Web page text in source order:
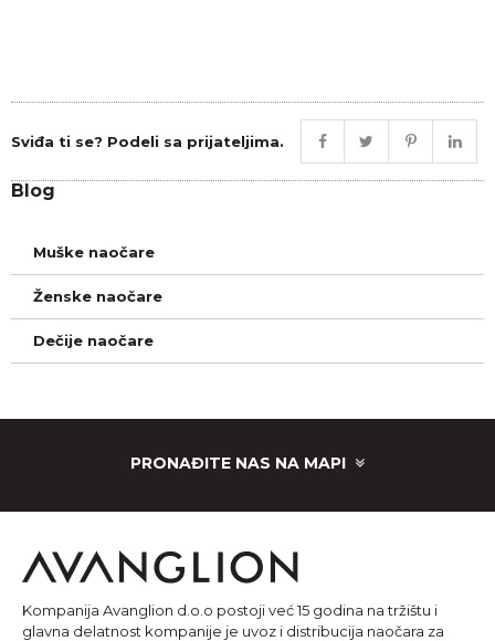
Sviđa ti se? Podeli sa prijateljima.
Blog
Muške naočare
Ženske naočare
Dečije naočare
PRONAĐITE NAS NA MAPI
Kompanija Avanglion d.o.o postoji već 15 godina na tržištu i
glavna delatnost kompanije je uvoz i distribucija naočara za